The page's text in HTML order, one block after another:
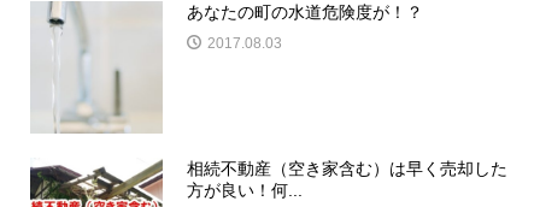
あなたの町の水道危険度が！？
2017.08.03
相続不動産（空き家含む）は早く売却した
方が良い！何...